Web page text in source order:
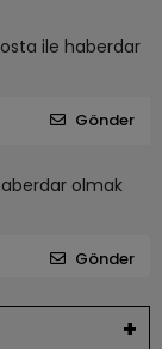
ile haberdar
Gönder
olmak
Gönder